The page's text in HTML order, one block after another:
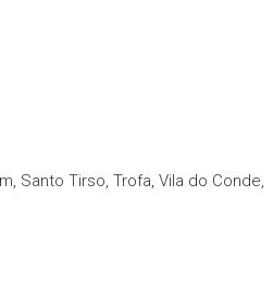
Santo Tirso, Trofa, Vila do Conde,